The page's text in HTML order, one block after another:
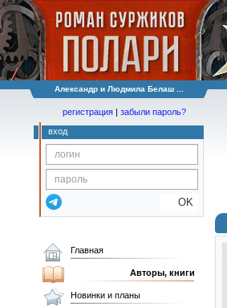
Александр и Людмила Белаш ...
регистрация | забыли пароль?
вход
OK
Главная
Авторы, книги
Новинки и планы